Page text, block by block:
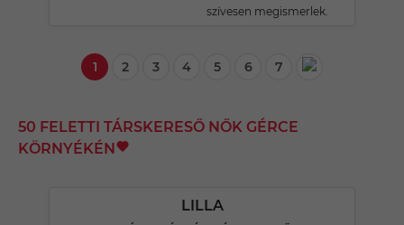
szívesen megismerlek.
1 2 3 4 5 6 7
50 FELETTI TÁRSKERESŐ NŐK GÉRCE
KÖRNYÉKÉN
LILLA